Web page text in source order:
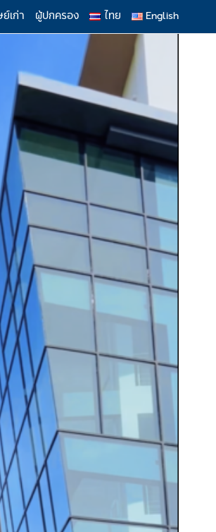
เก่า ผู้ปกครอง ไทย English